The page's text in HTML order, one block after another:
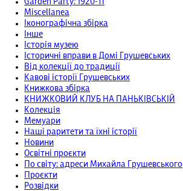
Garden Party: 1920-ті
Miscellanea
Іконографічна збірка
Інше
Історія музею
Історичні вправи в Домі Грушевських
Від колекції до традиції
Кавові історії Грушевських
Книжкова збірка
КНИЖКОВИЙ КЛУБ НА ПАНЬКІВСЬКІЙ
Колекція
Мемуари
Наші раритети та їхні історії
Новини
Освітні проєкти
По світу: адреси Михайла Грушевського
Проєкти
Розвідки